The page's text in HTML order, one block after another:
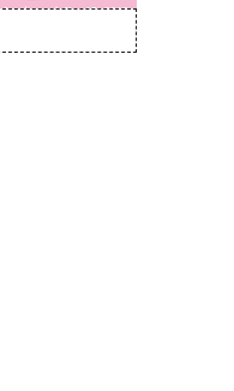
domingo, julho 15, 2012